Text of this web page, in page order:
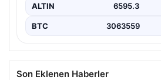
ALTIN 6595.3
BTC 3063559
Son Eklenen Haberler